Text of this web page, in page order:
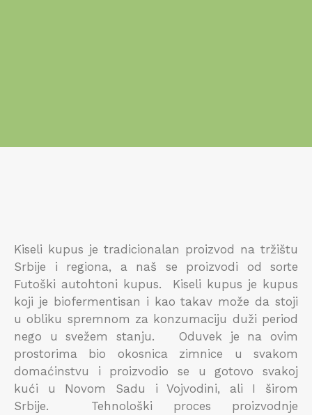
Kiseli kupus je tradicionalan proizvod na tržištu
Srbije i regiona, a naš se proizvodi od sorte
Futoški autohtoni kupus. Kiseli kupus je kupus
koji je biofermentisan i kao takav može da stoji
u obliku spremnom za konzumaciju duži period
nego u svežem stanju. Oduvek je na ovim
prostorima bio okosnica zimnice u svakom
domaćinstvu i proizvodio se u gotovo svakoj
kući u Novom Sadu i Vojvodini, ali I širom
Srbije. Tehnološki proces proizvodnje